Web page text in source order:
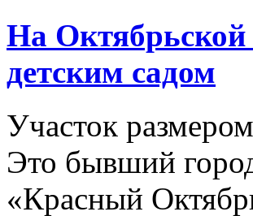
На Октябрьской
детским садом
Участок
Это бывший
«Красный